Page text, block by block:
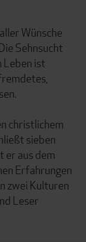
Wünsche
Sehnsucht
Leben ist
christlichem
sieben
er aus dem
Erfahrungen
zwei Kulturen
Leser